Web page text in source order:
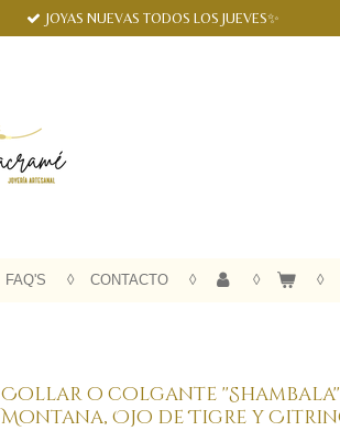
JOYAS NUEVAS TODOS LOS JUEVES✨
FAQ'S CONTACTO
Collar o colgante
Montana, Ojo de Tigre y